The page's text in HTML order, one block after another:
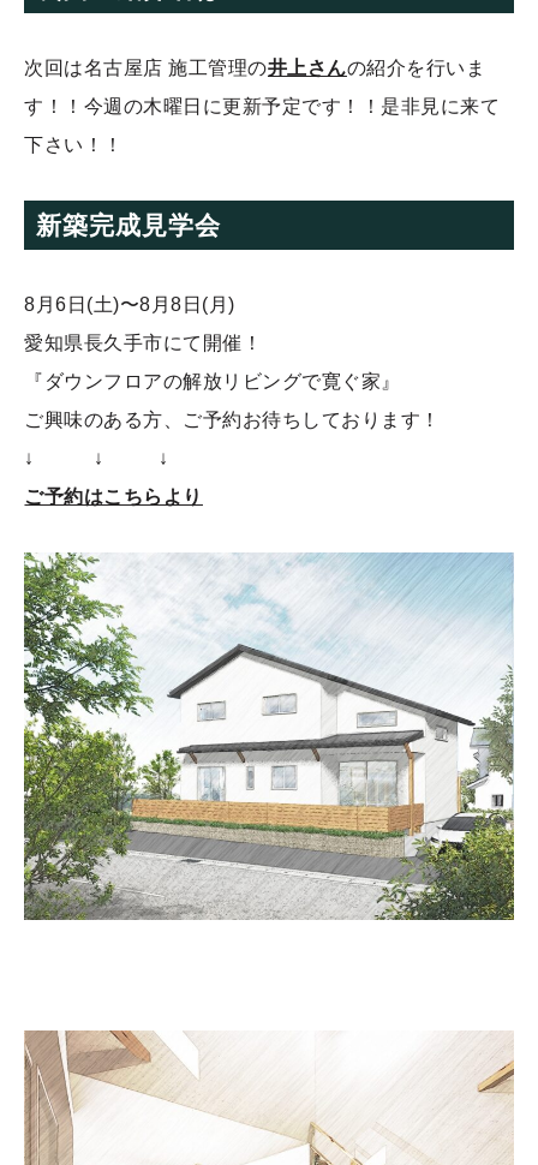
次回は名古屋店 施工管理の井上さんの紹介を行いま
す！！今週の木曜日に更新予定です！！是非見に来て
下さい！！
新築完成見学会
8月6日(土)〜8月8日(月)
愛知県長久手市にて開催！
『ダウンフロアの解放リビングで寛ぐ家』
ご興味のある方、ご予約お待ちしております！
↓ ↓ ↓
ご予約はこちらより